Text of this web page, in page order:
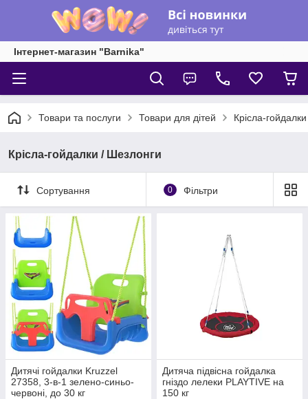
Інтернет-магазин "Barnika"
Товари та послуги Товари для дітей Крісла-
Крісла-гойдалки / Шезлонги
Сортування 0 Фільтри
Дитячі гойдалки Kruzzel
27358, 3-в-1 зелено-синьо-
червоні, до 30 кг
Дитяча підвісна гойдалка
гніздо лелеки PLAYTIVE на
150 кг